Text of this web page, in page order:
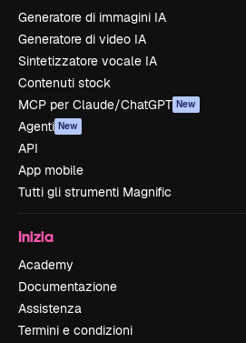
Generatore di immagini IA
Generatore di video IA
Sintetizzatore vocale IA
Contenuti stock
MCP per Claude/ChatGPT New
Agenti New
API
App mobile
Tutti gli strumenti Magnific
Inizia
Academy
Documentazione
Assistenza
Termini e condizioni